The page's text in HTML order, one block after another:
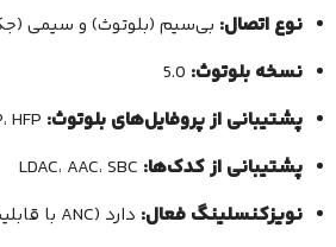
نوع اتصال: بی‌سیم (بلوتوث) و سیمی (جک 3.5
نسخه بلوتوث:
پشتیبانی از پروفایل‌های بلوتوث:
پشتیبانی از کدک‌ها:
نویزکنسلینگ فعال: دارد (ANC با قابلیت تنظیم هوشمند)